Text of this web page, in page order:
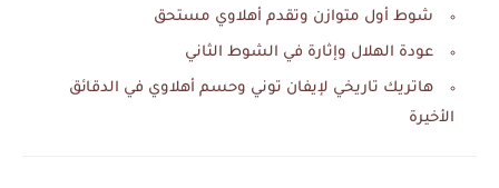
شوط أول متوازن وتقدم أهلاوي مستحق
عودة الهلال وإثارة في الشوط الثاني
هاتريك تاريخي لإيفان توني وحسم أهلاوي في الدقائق
الأخيرة